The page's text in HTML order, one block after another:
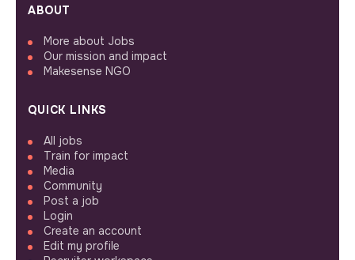
ABOUT
More about Jobs
Our mission and impact
Makesense NGO
QUICK LINKS
All jobs
Train for impact
Media
Community
Post a job
Login
Create an account
Edit my profile